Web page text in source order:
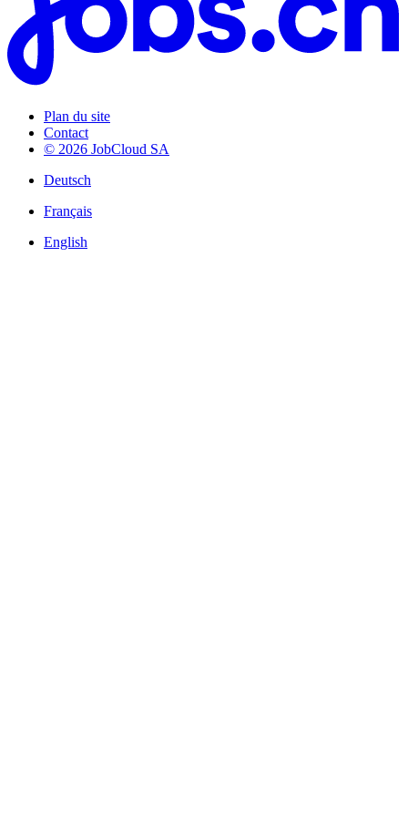
Plan du site
Contact
© 2026 JobCloud SA
Deutsch
Français
English